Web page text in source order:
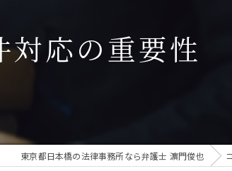
相続問題 刑事事件
応の重要性
東京都日本橋の法律事務所なら弁護士 濵門俊也